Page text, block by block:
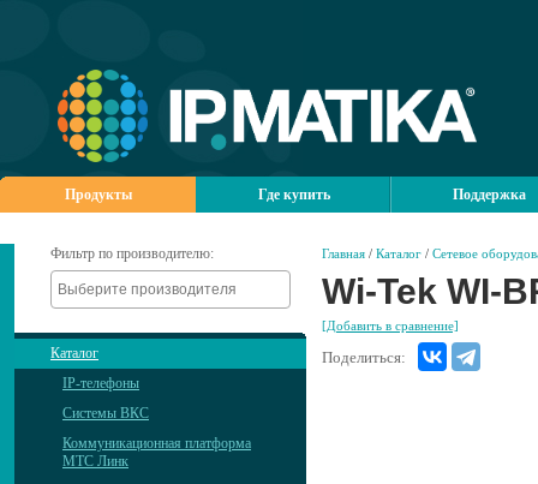
Продукты Где купить Поддержка
Фильтр по производителю:
Каталог
IP-телефоны
Системы ВКС
Коммуникационная платформа
МТС Линк
Главная / Каталог / Сетевое
Wi-Tek WI-
[Добавить в сравнение]
Поделиться: